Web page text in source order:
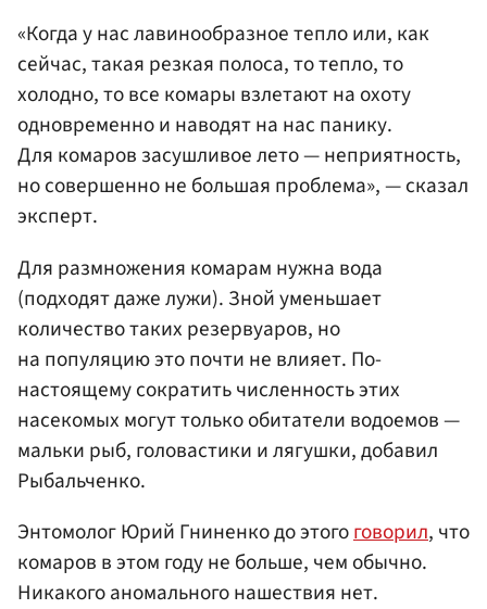
«Когда у нас лавинообразное тепло или, как
сейчас, такая резкая полоса, то тепло, то
холодно, то все комары взлетают на охоту
одновременно и наводят на нас панику.
Для комаров засушливое лето — неприятность,
но совершенно не большая проблема», — сказал
эксперт.
Для размножения комарам нужна вода
(подходят даже лужи). Зной уменьшает
количество таких резервуаров, но
на популяцию это почти не влияет. По-
настоящему сократить численность этих
насекомых могут только обитатели водоемов —
мальки рыб, головастики и лягушки, добавил
Рыбальченко.
Энтомолог Юрий Гниненко до этогоговорил, что
комаров в этом году не больше, чем обычно.
Никакого аномального нашествия нет.